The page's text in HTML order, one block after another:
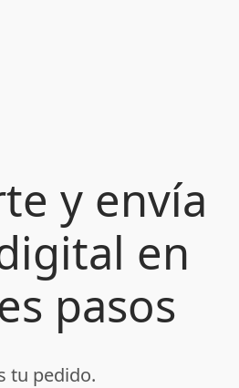
y envía
en
pasos
tu pedido.